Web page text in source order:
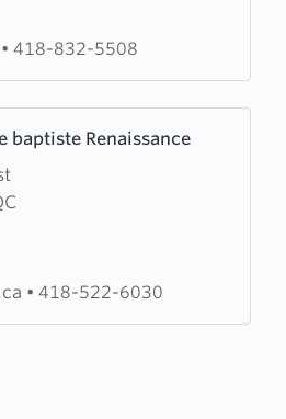
• 418-832-5508
baptiste Renaissance
• 418-522-6030